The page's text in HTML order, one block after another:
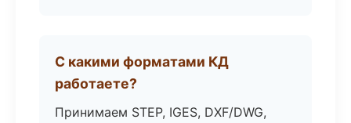
С какими форматами КД
работаете?
Принимаем STEP, IGES, DXF/DWG,